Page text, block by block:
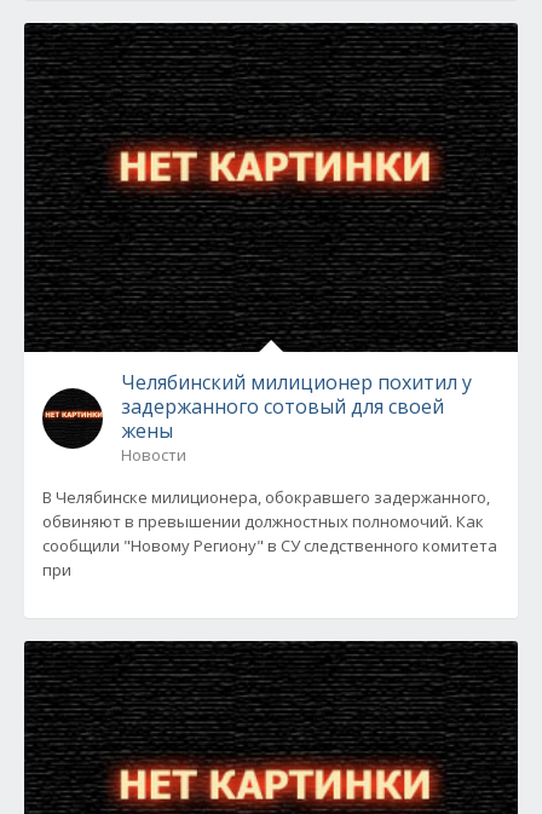
Челябинский милиционер похитил у
задержанного сотовый для своей
жены
Новости
В Челябинске милиционера, обокравшего задержанного,
обвиняют в превышении должностных полномочий. Как
сообщили "Новому Региону" в СУ следственного комитета
при